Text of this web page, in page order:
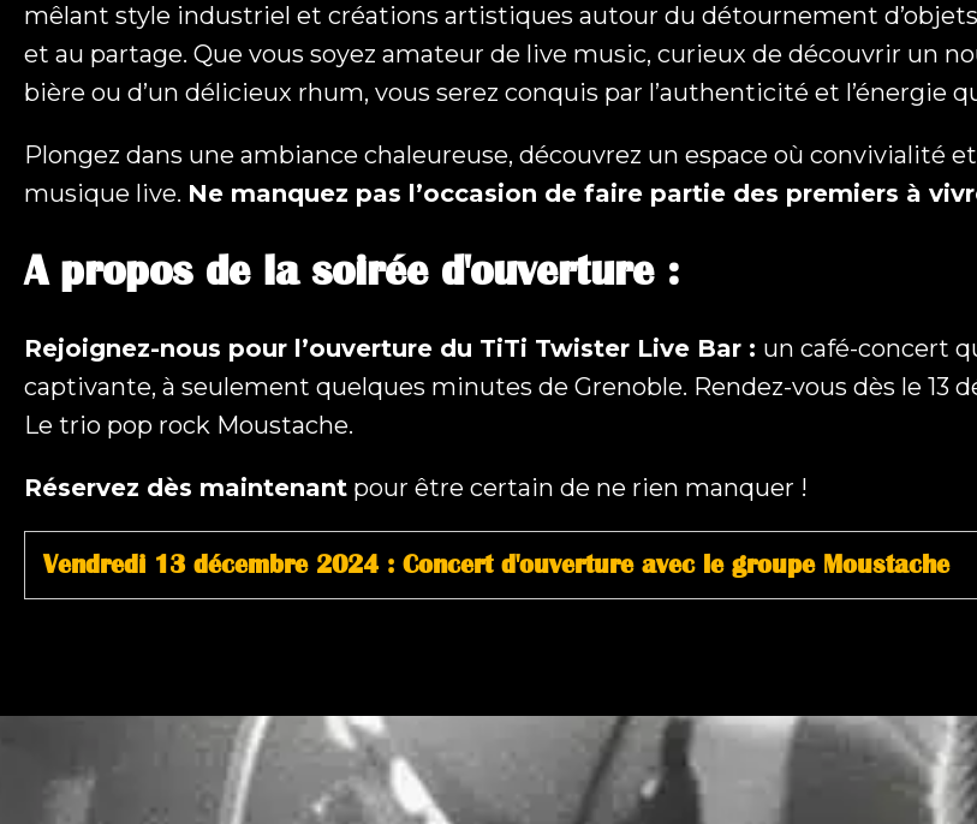
mêlant style industriel et créations artistiques autour du détournement
et au partage. Que vous soyez amateur de live music, curieux de découvrir un
bière ou d’un délicieux rhum, vous serez conquis par l’authenticité et l’énergie
Plongez dans une ambiance chaleureuse, découvrez un espace où convivialité
musique live. Ne manquez pas l’occasion de faire partie des premiers à
A propos de la soirée d'ouverture :
Rejoignez-nous pour l’ouverture du TiTi Twister Live Bar : un café-concert
captivante, à seulement quelques minutes de Grenoble. Rendez-vous dès le 13
Le trio pop rock Moustache.
Réservez dès maintenant pour être certain de ne rien manquer !
Vendredi 13 décembre 2024 : Concert d'ouverture avec le groupe Moustache